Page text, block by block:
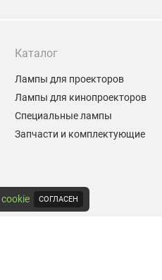
Каталог
Лампы для проекторов
Лампы для кинопроекторов
Специальные лампы
Запчасти и комплектующие
cookie СОГЛАСЕН